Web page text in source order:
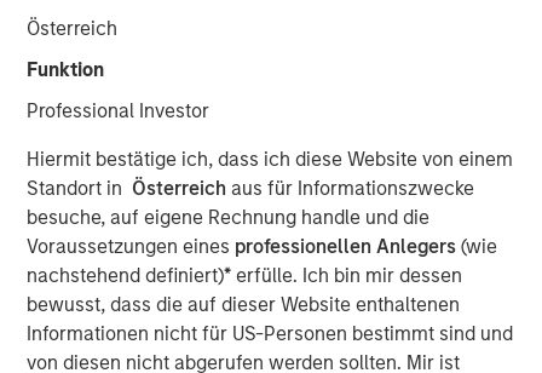
Österreich
Funktion
Professional Investor
Hiermit bestätige ich, dass ich diese Website von einem
Standort in Österreich aus für Informationszwecke
besuche, auf eigene Rechnung handle und die
Voraussetzungen eines professionellen Anlegers(wie
nachstehend definiert)* erfülle. Ich bin mir dessen
bewusst, dass die auf dieser Website enthaltenen
Informationen nicht für US-Personen bestimmt sind und
von diesen nicht abgerufen werden sollten. Mir ist
affordable and interoperable healthcare information
technology (IT) solutions and services, today announced
Stanley Expansion CapitalandEast West Bank . The
company will use the funds to address accelerating
demand for Medsphere’s comprehensive suite of
healthcare IT solutions and services, and for strategic
acquisitions.
“Medsphere’s breadth of offering combined with their
depth of functionality and overall affordability